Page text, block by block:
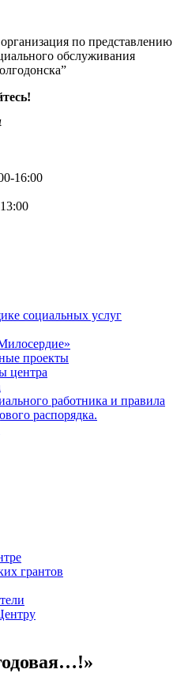
по представлению
обслуживания
16:00
социальных услуг
проекты
центра
работника и правила
распорядка.
грантов